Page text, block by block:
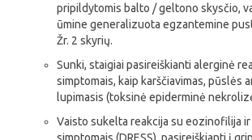
pripildytomis balto / geltono skysčio,
ūmine generalizuota egzantemine
Žr. 2 skyrių.
Sunki, staigiai pasireiškianti alerginė
simptomais, kaip karščiavimas, pūslės
lupimasis (toksinė epiderminė
Vaisto sukelta reakcija su eozinofilija